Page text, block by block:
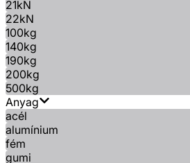
21kN
22kN
100kg
140kg
190kg
200kg
500kg
Anyag
acél
alumínium
fém
gumi